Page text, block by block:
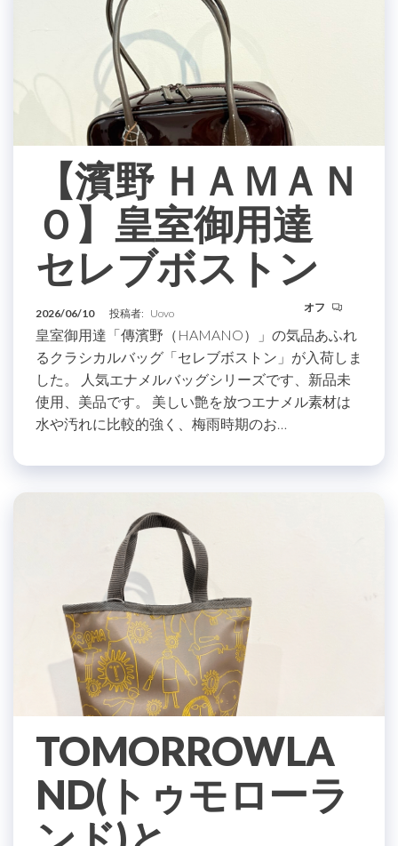
【濱野 ＨＡＭＡＮ
Ｏ】皇室御用達
セレブボストン
2026/06/10 投稿者: Uovo オフ
皇室御用達「傳濱野（HAMANO）」の気品あふれ
るクラシカルバッグ「セレブボストン」が入荷しま
した。 人気エナメルバッグシリーズです、新品未
使用、美品です。 美しい艶を放つエナメル素材は
水や汚れに比較的強く、梅雨時期のお…
TOMORROWLA
ND(トゥモローラ